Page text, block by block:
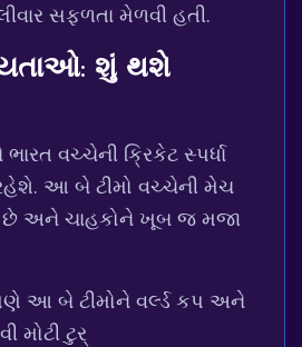
સફળતા મેળવી હતી.
શું થશે
વચ્ચેની ક્રિકેટ સ્પર્ધા
આ બે ટીમો વચ્ચેની મેચ
છે અને ચાહકોને ખૂબ જ મજા
આ બે ટીમોને વર્લ્ડ કપ અને
મોટી ટુર્